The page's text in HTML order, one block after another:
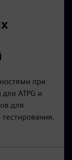
при
ATPG и
для